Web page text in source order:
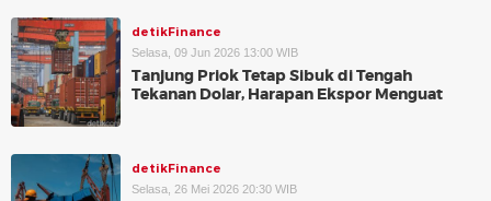
detikFinance
Selasa, 09 Jun 2026 13:00 WIB
Tanjung Priok Tetap Sibuk di Tengah
Tekanan Dolar, Harapan Ekspor Menguat
detikFinance
Selasa, 26 Mei 2026 20:30 WIB